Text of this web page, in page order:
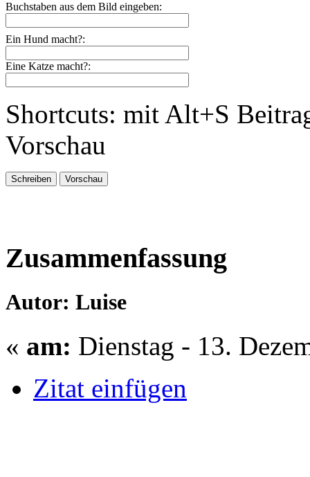
Buchstaben aus dem Bild eingeben:
Ein Hund macht?:
Eine Katze macht?:
Shortcuts: mit Alt+S
Vorschau
Zusammenfassung
Autor: Luise
« am: Dienstag - 13.
Zitat einfügen